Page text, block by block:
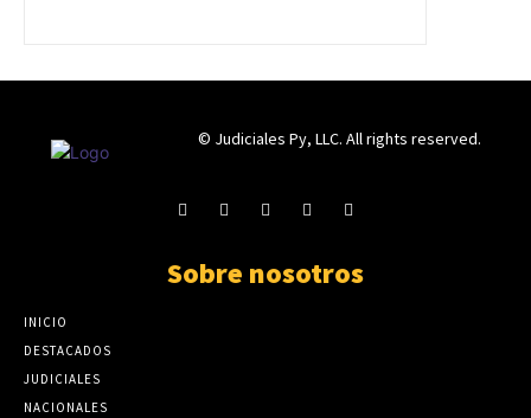
© Judiciales Py, LLC. All rights reserved.
Sobre nosotros
INICIO
DESTACADOS
JUDICIALES
NACIONALES